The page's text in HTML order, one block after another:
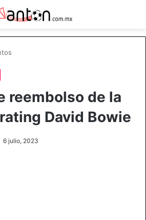
reembolso de la
David Bowie
6 julio, 2023